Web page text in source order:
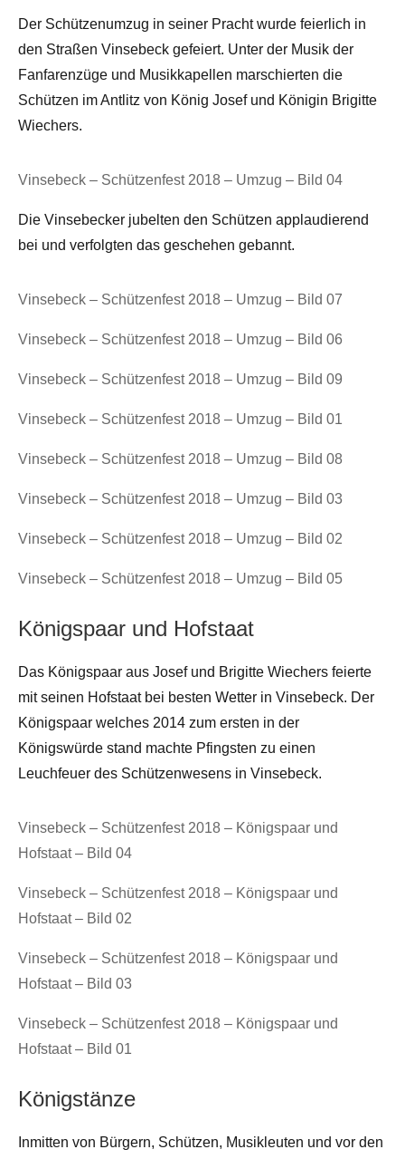
Der Schützenumzug in seiner Pracht wurde feierlich in
den Straßen Vinsebeck gefeiert. Unter der Musik der
Fanfarenzüge und Musikkapellen marschierten die
Schützen im Antlitz von König Josef und Königin Brigitte
Wiechers.
Vinsebeck – Schützenfest 2018 – Umzug – Bild 04
Die Vinsebecker jubelten den Schützen applaudierend
bei und verfolgten das geschehen gebannt.
Vinsebeck – Schützenfest 2018 – Umzug – Bild 07
Vinsebeck – Schützenfest 2018 – Umzug – Bild 06
Vinsebeck – Schützenfest 2018 – Umzug – Bild 09
Vinsebeck – Schützenfest 2018 – Umzug – Bild 01
Vinsebeck – Schützenfest 2018 – Umzug – Bild 08
Vinsebeck – Schützenfest 2018 – Umzug – Bild 03
Vinsebeck – Schützenfest 2018 – Umzug – Bild 02
Vinsebeck – Schützenfest 2018 – Umzug – Bild 05
Königspaar und Hofstaat
Das Königspaar aus Josef und Brigitte Wiechers feierte
mit seinen Hofstaat bei besten Wetter in Vinsebeck. Der
Königspaar welches 2014 zum ersten in der
Königswürde stand machte Pfingsten zu einen
Leuchfeuer des Schützenwesens in Vinsebeck.
Vinsebeck – Schützenfest 2018 – Königspaar und
Hofstaat – Bild 04
Vinsebeck – Schützenfest 2018 – Königspaar und
Hofstaat – Bild 02
Vinsebeck – Schützenfest 2018 – Königspaar und
Hofstaat – Bild 03
Vinsebeck – Schützenfest 2018 – Königspaar und
Hofstaat – Bild 01
Königstänze
Inmitten von Bürgern, Schützen, Musikleuten und vor den